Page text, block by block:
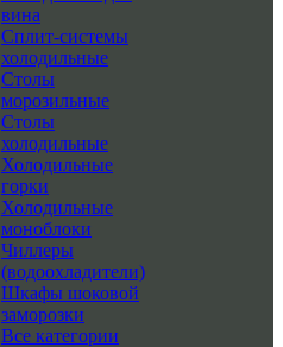
вина
Сплит-системы
холодильные
Столы
морозильные
Столы
холодильные
Холодильные
горки
Холодильные
моноблоки
Чиллеры
(водоохладители)
Шкафы шоковой
заморозки
Все категории